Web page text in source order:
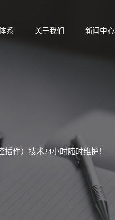
系 关于我们 新闻中心
件）技术24小时随时维护！